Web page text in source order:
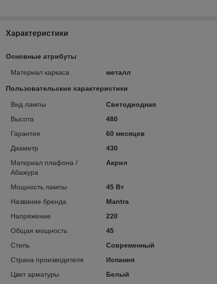
Характеристики
Основные атрибуты
Материал каркаса металл
Пользовательские характеристики
Вид лампы
Светодиодная
Высота
480
Гарантия
60 месяцев
Диаметр
430
Материал плафона /
Абажура
Акрил
Мощность лампы
45 Вт
Название бренда
Mantra
Напряжение
220
Общая мощность
45
Стиль
Современный
Страна производителя
Испания
Цвет арматуры
Белый